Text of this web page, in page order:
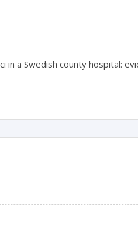
a Swedish county hospital: